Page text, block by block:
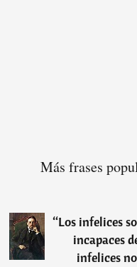
Más frases
“Los infelices
incapaces
infelices